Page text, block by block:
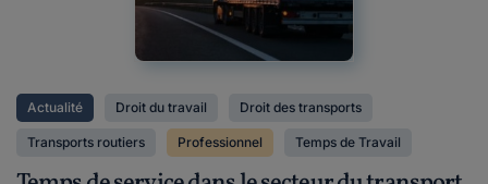
Actualité Droit du travail Droit des transports
Transports routiers Professionnel Temps de Travail